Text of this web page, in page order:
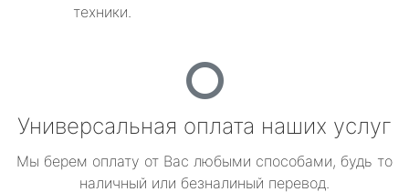
техники.
Универсальная оплата наших услуг
Мы берем оплату от Вас любыми способами, будь то
наличный или безналиный перевод.